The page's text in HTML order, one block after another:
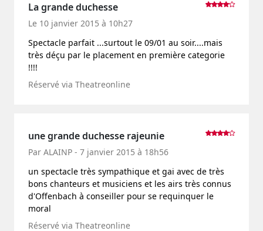
La grande duchesse
Le 10 janvier 2015 à 10h27
Spectacle parfait ...surtout le 09/01 au soir....mais
très déçu par le placement en première categorie
!!!!
Réservé via Theatreonline
une grande duchesse rajeunie
Par ALAINP - 7 janvier 2015 à 18h56
un spectacle très sympathique et gai avec de très
bons chanteurs et musiciens et les airs très connus
d'Offenbach à conseiller pour se requinquer le
moral
Réservé via Theatreonline